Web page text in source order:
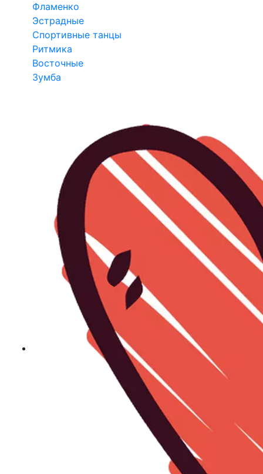
Фламенко
Эстрадные
Спортивные танцы
Ритмика
Восточные
Зумба